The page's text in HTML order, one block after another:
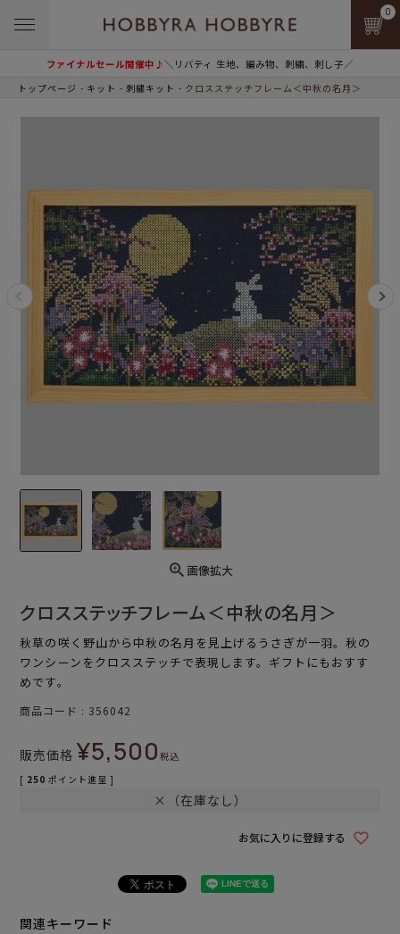
ファイナルセール開催中♪＼リバティ 生地、編み物、刺繍、刺し子／
0
トップページ キット 刺繍キット クロスステッチフレーム＜中秋の名月＞
画像拡大
クロスステッチフレーム＜中秋の名月＞
秋草の咲く野山から中秋の名月を見上げるうさぎが一羽。秋の
ワンシーンをクロスステッチで表現します。ギフトにもおすす
めです。
商品コード 356042
販売価格 ¥5,500税込
[ 250 ポイント進呈 ]
×（在庫なし）
お気に入りに登録する
関連キーワード